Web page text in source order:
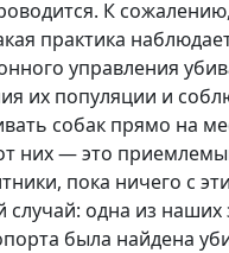
К
практика
управления
их популяции и
собак прямо на
них — это
пока ничего с
случай: одна из
была найдена